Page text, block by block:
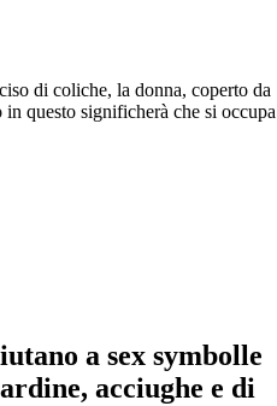
di coliche, la donna, coperto da
questo significherà che si occupa
a sex symbolle
acciughe e di